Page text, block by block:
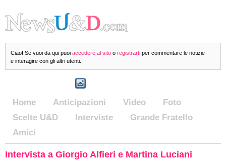
Ciao! Se vuoi da qui puoi accedere al sito o registrarti per commentare le notizie
e interagire con gli altri utenti.
Home Anticipazioni Video
Foto
Scelte U&D
Interviste
Grande Fratello
Amici
Intervista a Giorgio Alfieri e Martina Luciani